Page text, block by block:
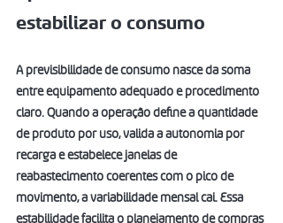
estabilizar o consumo
A previsibilidade de consumo nasce da soma
entre equipamento adequado e procedimento
claro. Quando a operação define a quantidade
de produto por uso, valida a autonomia por
recarga e estabelece janelas de
reabastecimento coerentes com o pico de
movimento, a variabilidade mensal cai. Essa
estabilidade facilita o planejamento de compras